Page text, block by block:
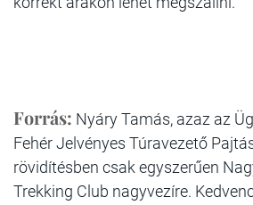
Forrás: Nyáry Tamás, azaz az
Fehér Jelvényes Túravezető
rövidítésben csak egyszerűen
Trekking Club nagyvezíre.